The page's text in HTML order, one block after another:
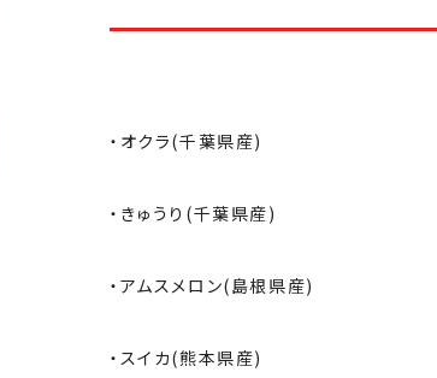
・オクラ(千葉県産)
・きゅうり(千葉県産)
・アムスメロン(島根県産)
・スイカ(熊本県産)